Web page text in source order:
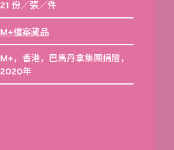
21 份／張／件
M+檔案藏品
M+，香港，巴馬丹拿集團捐贈，
2020年